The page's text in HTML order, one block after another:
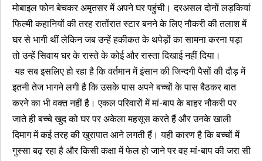
मोबाइल फोन बेचकर अमृतसर में अपने घर पहुंची। दरअसल दोनों लड़कियां
फिल्मी कहानियों की तरह रातोंरात स्टार बनने के लिए नौकरी की तलाश में
घर से भागी थीं लेकिन जब उन्हें हकीकत के थपेड़ों का सामना करना पड़ा
तो उन्हें सिवाय घर के रास्ते के कोई और रास्ता दिखाई नहीं दिया।
यह सब इसलिए हो रहा है कि वर्तमान में इंसान की जिन्दगी पैसों की दौड़ में
इतनी तेज भागने लगी है कि उसके पास अपने बच्चों के पास बैठकर बात
करने का भी वक्त नहीं है। एकल परिवारों में मां-बाप के बाहर नौकरी पर
जाते ही बच्चे खुद को घर पर अकेला महसूस करते हैं और उनके खाली
दिमाग में कई तरह की खुरापात आने लगती हैं। यही कारण है कि बच्चों में
गुस्सा बढ़ रहा है और किसी कक्षा में फेल हो जाने पर वह मां-बाप की जरा सी